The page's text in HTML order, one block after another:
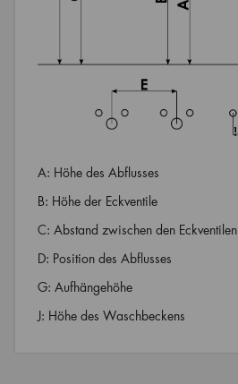
A: Höhe des Abflusses
B: Höhe der Eckventile
C: Abstand zwischen den Eckventilen
D: Position des Abflusses
G: Aufhängehöhe
J: Höhe des Waschbeckens